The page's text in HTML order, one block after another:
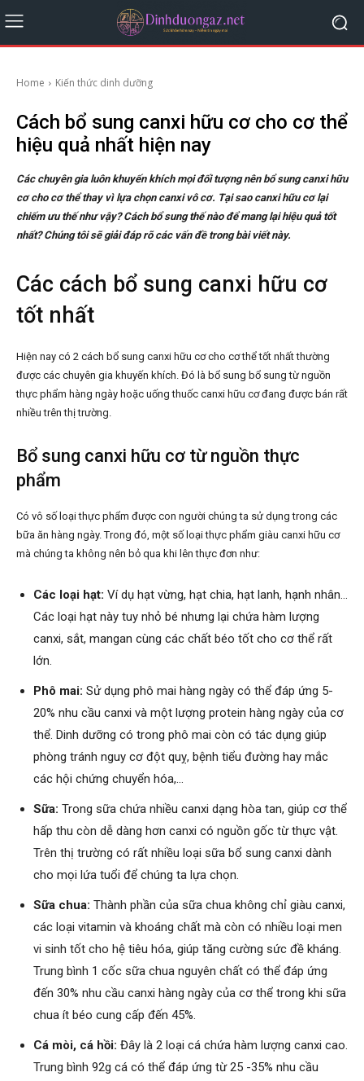
Home Kiến thức dinh dưỡng
Cách bổ sung canxi hữu cơ cho cơ thể
hiệu quả nhất hiện nay
Các chuyên gia luôn khuyến khích mọi đối tượng nên bổ sung canxi hữu
cơ cho cơ thể thay vì lựa chọn canxi vô cơ. Tại sao canxi hữu cơ lại
chiếm ưu thế như vậy? Cách bổ sung thế nào để mang lại hiệu quả tốt
nhất? Chúng tôi sẽ giải đáp rõ các vấn đề trong bài viết này.
Các cách bổ sung canxi hữu cơ
tốt nhất
Hiện nay có 2 cách bổ sung canxi hữu cơ cho cơ thể tốt nhất thường
được các chuyên gia khuyến khích. Đó là bổ sung bổ sung từ nguồn
thực phẩm hàng ngày hoặc uống thuốc canxi hữu cơ đang được bán rất
nhiều trên thị trường.
Bổ sung canxi hữu cơ từ nguồn thực
phẩm
Có vô số loại thực phẩm được con người chúng ta sử dụng trong các
bữa ăn hàng ngày. Trong đó, một số loại thực phẩm giàu canxi hữu cơ
mà chúng ta không nên bỏ qua khi lên thực đơn như:
Các loại hạt: Ví dụ hạt vừng, hạt chia, hạt lanh, hạnh nhân…
Các loại hạt này tuy nhỏ bé nhưng lại chứa hàm lượng
canxi, sắt, mangan cùng các chất béo tốt cho cơ thể rất
lớn.
Phô mai: Sử dụng phô mai hàng ngày có thể đáp ứng 5-
20% nhu cầu canxi và một lượng protein hàng ngày của cơ
thể. Dinh dưỡng có trong phô mai còn có tác dụng giúp
phòng tránh nguy cơ đột quỵ, bệnh tiểu đường hay mắc
các hội chứng chuyển hóa,…
Sữa: Trong sữa chứa nhiều canxi dạng hòa tan, giúp cơ thể
hấp thu còn dễ dàng hơn canxi có nguồn gốc từ thực vật.
Trên thị trường có rất nhiều loại sữa bổ sung canxi dành
cho mọi lứa tuổi để chúng ta lựa chọn.
Sữa chua: Thành phần của sữa chua không chỉ giàu canxi,
các loại vitamin và khoáng chất mà còn có nhiều loại men
vi sinh tốt cho hệ tiêu hóa, giúp tăng cường sức đề kháng.
Trung bình 1 cốc sữa chua nguyên chất có thể đáp ứng
đến 30% nhu cầu canxi hàng ngày của cơ thể trong khi sữa
chua ít béo cung cấp đến 45%.
Cá mòi, cá hồi: Đây là 2 loại cá chứa hàm lượng canxi cao.
Trung bình 92g cá có thể đáp ứng từ 25 -35% nhu cầu